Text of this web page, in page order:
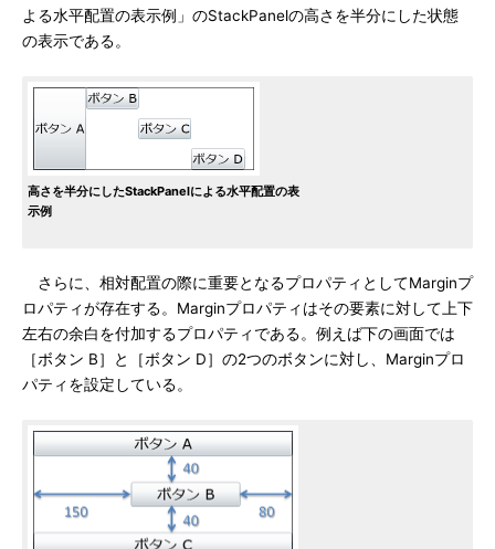
よる水平配置の表示例」のStackPanelの高さを半分にした状態
の表示である。
高さを半分にしたStackPanelによる水平配置の表
示例
さらに、相対配置の際に重要となるプロパティとしてMarginプ
ロパティが存在する。Marginプロパティはその要素に対して上下
左右の余白を付加するプロパティである。例えば下の画面では
［ボタン B］と［ボタン D］の2つのボタンに対し、Marginプロ
パティを設定している。